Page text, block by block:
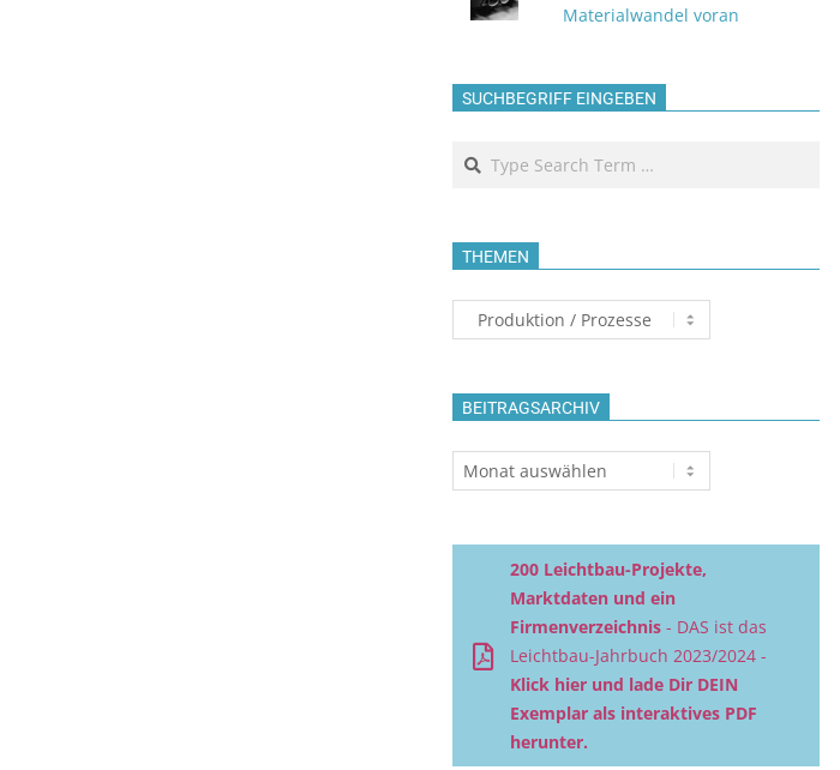
Materialwandel voran
SUCHBEGRIFF EINGEBEN
Search
THEMEN
Themen
BEITRAGSARCHIV
Beitragsarchiv
200 Leichtbau-Projekte,
Marktdaten und ein
Firmenverzeichnis - DAS ist das
Leichtbau-Jahrbuch 2023/2024 -
Klick hier und lade Dir DEIN
Exemplar als interaktives PDF
herunter.